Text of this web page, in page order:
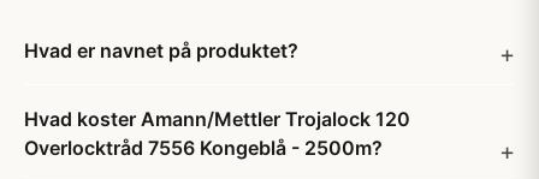
Hvad er navnet på produktet?
Hvad koster Amann/Mettler Trojalock 120
Overlocktråd 7556 Kongeblå - 2500m?